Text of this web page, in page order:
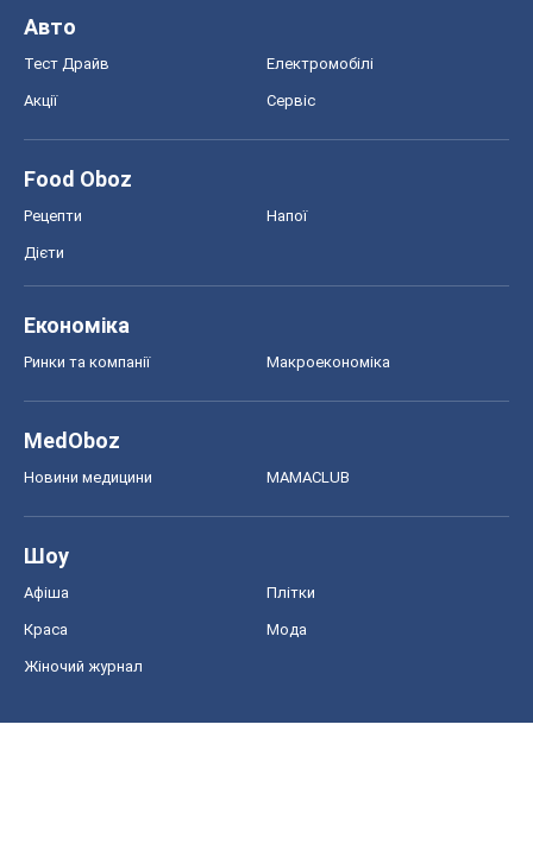
Авто
Тест Драйв Електромобілі
Акції Сервіс
Food Oboz
Рецепти Напої
Дієти
Економіка
Ринки та компанії Макроекономіка
MedOboz
Новини медицини MAMACLUB
Шоу
Афіша Плітки
Краса Мода
Жіночий журнал